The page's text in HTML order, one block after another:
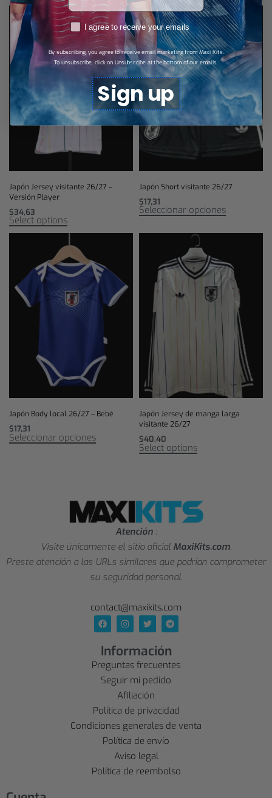
Japón Jersey visitante 26/27 –
Versión Player
$34,63
Select options
Japón Short visitante 26/27
$17,31
Seleccionar opciones
Japón Body local 26/27 – Bebé
$17,31
Seleccionar opciones
Japón Jersey de manga larga
visitante 26/27
$40,40
Select options
Atención :
Visite únicamente el sitio oficial MaxiKits.com.
Preste atención a las URLs similares que podrían comprometer
su seguridad personal.
contact@maxikits.com
Información
Preguntas frecuentes
Seguir mi pedido
Afiliación
Política de privacidad
Condiciones generales de venta
Política de envío
Aviso legal
Política de reembolso
RGPDI agree to receive your emails
By subscribing, you agree to receive email marketing from Maxi Kits.
To unsubscribe, click on Unsubscribe at the bottom of our emails.
Sign up